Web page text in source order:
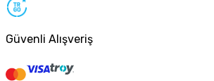
Güvenli Alışveriş